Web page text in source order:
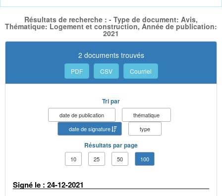
Résultats de recherche : - Type de document: Avis,
Thématique: Logement et construction, Année de publication:
2021
2 documents trouvés
PDF CSV Courriel
Tri par
date de publication
thématique
date de signature
type
Résultats par page
10 25 50 100
Signé le : 24-12-2021